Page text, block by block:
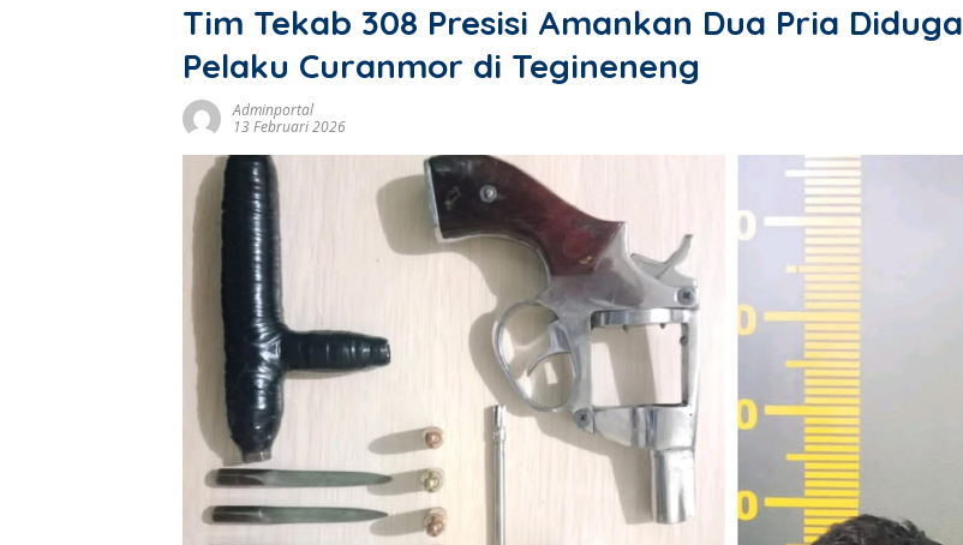
Tim Tekab 308 Presisi Amankan Dua Pria Diduga
Pelaku Curanmor di Tegineneng
Adminportal
13 Februari 2026